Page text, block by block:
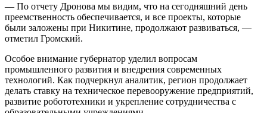
— По отчету Дронова мы видим, что на сегодняшний день
преемственность обеспечивается, и все проекты, которые
были заложены при Никитине, продолжают развиваться, —
отметил Громский.
Особое внимание губернатор уделил вопросам
промышленного развития и внедрения современных
технологий. Как подчеркнул аналитик, регион продолжает
делать ставку на техническое перевооружение предприятий,
развитие робототехники и укрепление сотрудничества с